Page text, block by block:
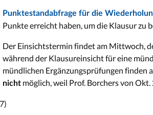
Punktestandabfrage für die
Punkte erreicht haben, um die Klausur zu
Der Einsichtstermin findet am Mittwoch,
während der Klausureinsicht für eine
mündlichen Ergänzungsprüfungen finden
nicht möglich, weil Prof. Borchers von